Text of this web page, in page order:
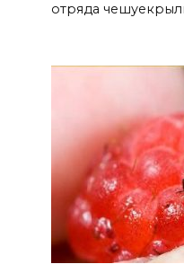
отряда